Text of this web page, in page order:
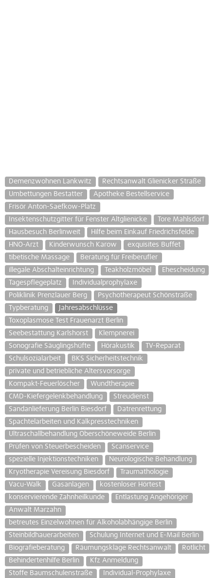
Demenzwohnen Lankwitz
Rechtsanwalt Glienicker Straße
Umbettungen Bestatter
Apotheke Bestellservice
Frisör Anton-Saefkow-Platz
Insektenschutzgitter für Fenster Altglienicke
Tore Mahlsdorf
Hausbesuch Berlinweit
Hilfe beim Einkauf Friedrichsfelde
HNO-Arzt
Kinderwunsch Karow
exquisites Buffet
tibetische Massage
Beratung für Freiberufler
illegale Abschalteinrichtung
Teakholzmöbel
Ehescheidung
Tagespflegeplatz
Individualprophylaxe
Poliklinik Prenzlauer Berg
Psychotherapeut Schönstraße
Typberatung
Jahresabschlüsse
Toxoplasmose Test Frauenarzt Berlin
Seebestattung Karlshorst
Klempnerei
Sonografie Säuglingshüfte
Hörakustik
TV-Reparat
Schulsozialarbeit
BKS Sicherheitstechnik
private und betriebliche Altersvorsorge
Kompakt-Feuerlöscher
Wundtherapie
CMD-Kiefergelenkbehandlung
Streudienst
Sandanlieferung Berlin Biesdorf
Datrenrettung
Spachtelarbeiten und Kalkpresstechniken
Ultraschallbehandlung Oberschöneweide Berlin
Prüfen von Steuerbescheiden
Scanservice
spezielle Injektionstechniken
Neurologische Behandlung
Kryotherapie Vereisung Biesdorf
Traumathologie
Vacu-Walk
Gasanlagen
kostenloser Hörtest
konservierende Zahnheilkunde
Entlastung Angehöriger
Anwalt Marzahn
betreutes Einzelwohnen für Alkoholabhängige Berlin
Steinbildhauerarbeiten
Schulung Internet und E-Mail Berlin
Biografieberatung
Räumungsklage Rechtsanwalt
Rotlicht
Behindertenhilfe Berlin
Kfz Anmeldung
Stoffe Baumschulenstraße
Individual-Prophylaxe